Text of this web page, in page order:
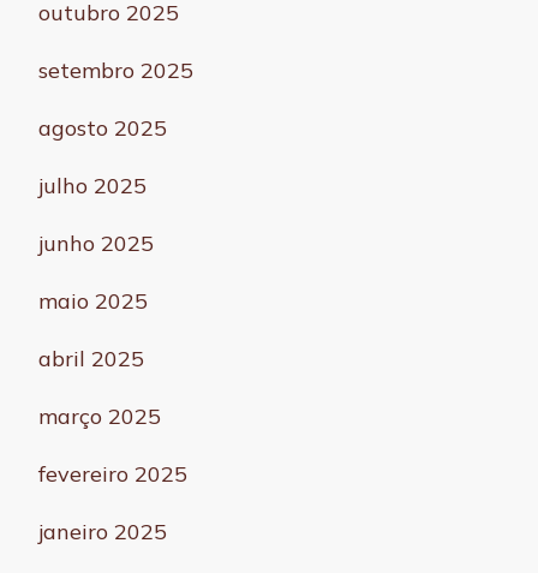
outubro 2025
setembro 2025
agosto 2025
julho 2025
junho 2025
maio 2025
abril 2025
março 2025
fevereiro 2025
janeiro 2025